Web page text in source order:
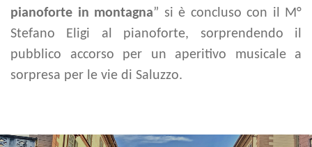
pianoforte in montagna” si è concluso con il M°
Stefano Eligi al pianoforte, sorprendendo il
pubblico accorso per un aperitivo musicale a
sorpresa per le vie di Saluzzo.